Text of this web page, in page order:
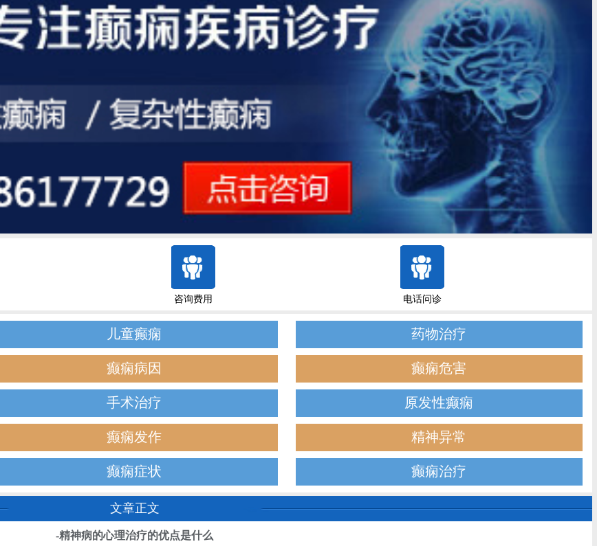
咨询费用 电话问诊
儿童癫痫 药物治疗
癫痫病因 癫痫危害
手术治疗 原发性癫痫
癫痫发作 精神异常
癫痫症状 癫痫治疗
文章正文
-精神病的心理治疗的优点是什么